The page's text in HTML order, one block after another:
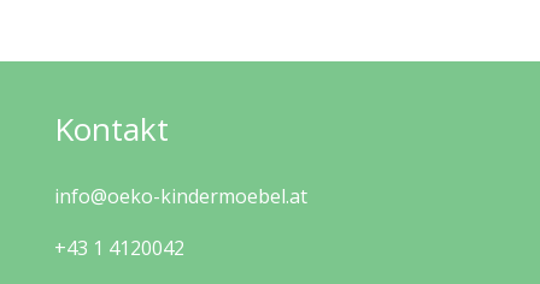
Kontakt
info@oeko-kindermoebel.at
+43 1 4120042